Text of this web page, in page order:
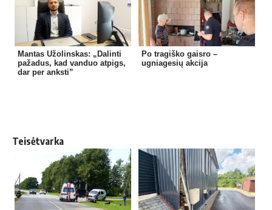
Mantas Užolinskas: „Dalinti
pažadus, kad vanduo atpigs,
dar per anksti”
Po tragiško gaisro –
ugniagesių akcija
Teisėtvarka